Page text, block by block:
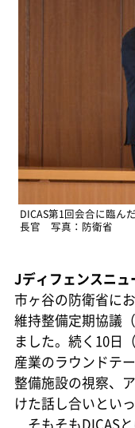
DICAS第1回会合に臨ん
長官 写真：防衛省
Jディフェンスニュ
市ヶ谷の防衛省に
維持整備定期協議
ました。続く10日
産業のラウンドテ
整備施設の視察、
けた話し合いとい
そもそもDICAS